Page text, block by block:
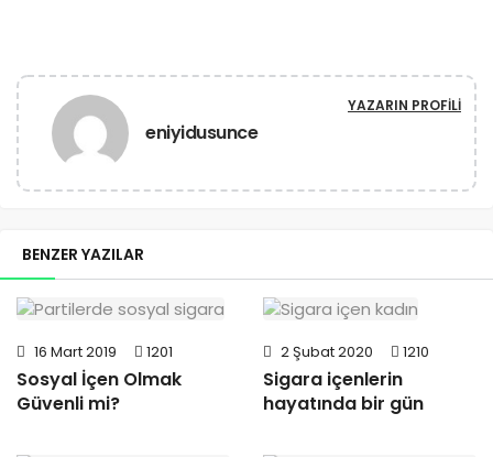
eniyidusunce
YAZARIN PROFILI
BENZER YAZILAR
16 Mart 2019 1201
Sosyal İçen Olmak
Güvenli mi?
2 Şubat 2020 1210
Sigara içenlerin
hayatında bir gün